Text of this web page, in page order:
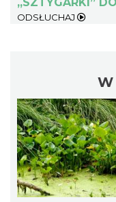
ODSŁUCHAJ